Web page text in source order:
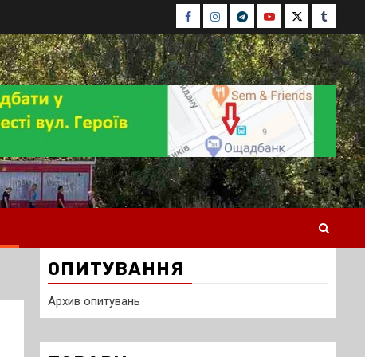
Facebook
Instagram
TelegramYoutubeTwitterTumblr
ОПИТУВАННЯ
Архив опитувань